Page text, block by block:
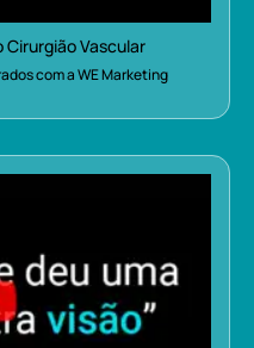
Cirurgião Vascular
com a WE Marketing